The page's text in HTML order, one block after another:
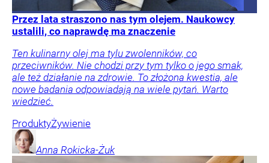
Przez lata straszono nas tym olejem. Naukowcy
ustalili, co naprawdę ma znaczenie
Ten kulinarny olej ma tylu zwolenników, co
przeciwników. Nie chodzi przy tym tylko o jego smak,
ale też działanie na zdrowie. To złożona kwestia, ale
nowe badania odpowiadają na wiele pytań. Warto
wiedzieć.
ProduktyŻywienie
Anna Rokicka-Żuk